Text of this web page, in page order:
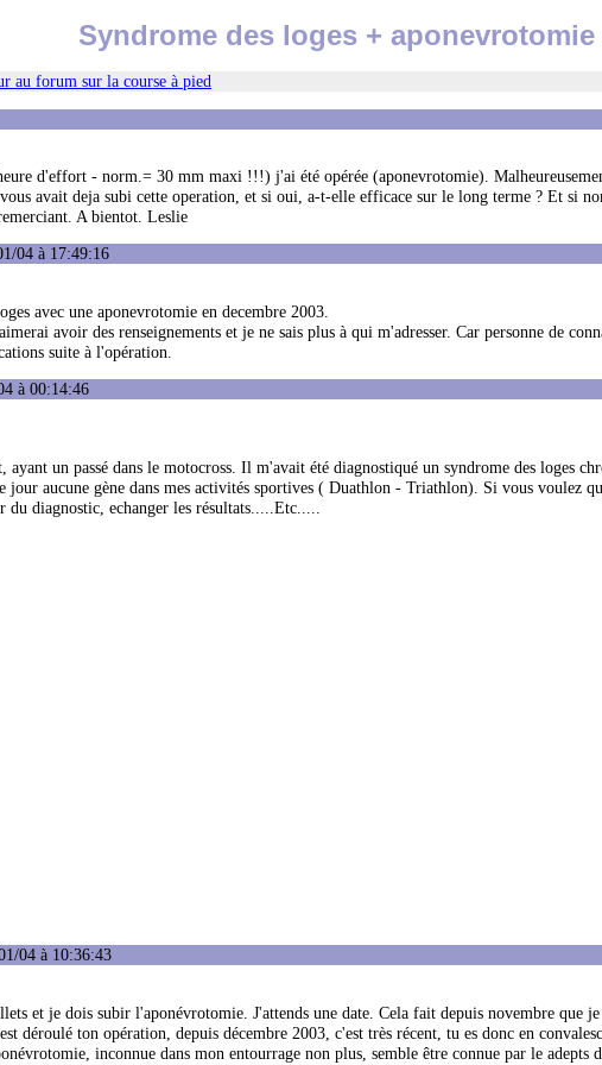
Syndrome des loges + aponevrotomie
au forum sur la course à pied
d'effort - norm.= 30 mm maxi !!!) j'ai été opérée (aponevrotomie).
avait deja subi cette operation, et si oui, a-t-elle efficace sur le long terme ? Et si
A bientot. Leslie
04 à 17:49:16
avec une aponevrotomie en decembre 2003.
avoir des renseignements et je ne sais plus à qui m'adresser. Car personne de
suite à l'opération.
à 00:14:46
un passé dans le motocross. Il m'avait été diagnostiqué un syndrome des loges
aucune gène dans mes activités sportives ( Duathlon - Triathlon). Si vous voulez
diagnostic, echanger les résultats.....Etc.....
04 à 10:36:43
et je dois subir l'aponévrotomie. J'attends une date. Cela fait depuis novembre que
déroulé ton opération, depuis décembre 2003, c'est très récent, tu es donc en
inconnue dans mon entourrage non plus, semble être connue par le adepts